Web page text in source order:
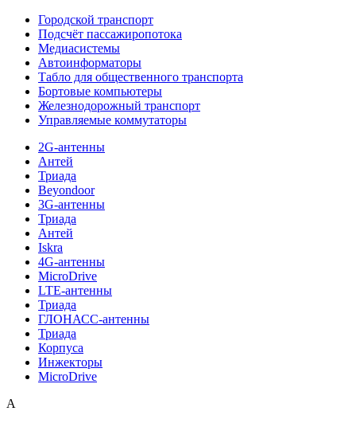
Городской транспорт
Подсчёт пассажиропотока
Медиасистемы
Автоинформаторы
Табло для общественного транспорта
Бортовые компьютеры
Железнодорожный транспорт
Управляемые коммутаторы
2G-антенны
Антей
Триада
Beyondoor
3G-антенны
Триада
Антей
Iskra
4G-антенны
MicroDrive
LTE-антенны
Триада
ГЛОНАСС-антенны
Триада
Корпуса
Инжекторы
MicroDrive
A